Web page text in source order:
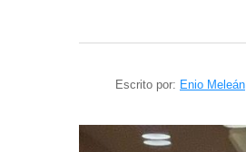
Escrito por: Enio Meleán